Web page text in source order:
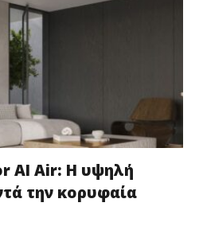
AI Air: Η υψηλή
την κορυφαία